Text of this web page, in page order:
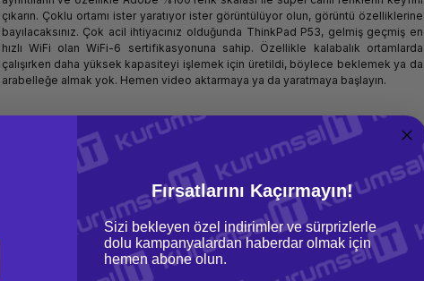
çıkarın. Çoklu ortamı ister yaratıyor ister görüntülüyor olun, görüntü özelliklerine
bayılacaksınız. Çok acil ihtiyacınız olduğunda ThinkPad P53, gelmiş geçmiş en
hızlı WiFi olan WiFi-6 sertifikasyonuna sahip. Özellikle kalabalık ortamlarda
çalışırken daha yüksek kapasiteyi işlemek için üretildi, böylece beklemek ya da
arabelleğe almak yok. Hemen video aktarmaya ya da yaratmaya başlayın.
Fırsatlarını Kaçırmayın!
Sizi bekleyen özel indirimler ve sürprizlerle
dolu kampanyalardan haberdar olmak için
hemen abone olun.